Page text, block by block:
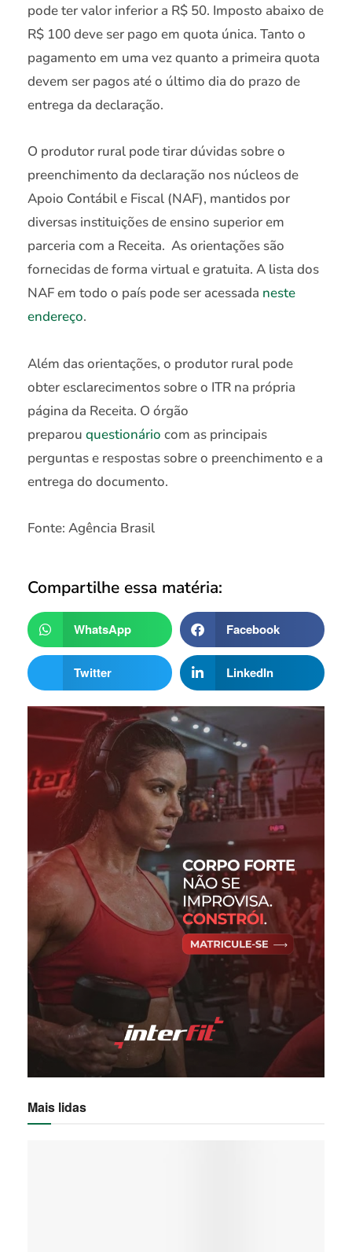
pode ter valor inferior a R$ 50. Imposto abaixo de
R$ 100 deve ser pago em quota única. Tanto o
pagamento em uma vez quanto a primeira quota
devem ser pagos até o último dia do prazo de
entrega da declaração.
O produtor rural pode tirar dúvidas sobre o
preenchimento da declaração nos núcleos de
Apoio Contábil e Fiscal (NAF), mantidos por
diversas instituições de ensino superior em
parceria com a Receita. As orientações são
fornecidas de forma virtual e gratuita. A lista dos
NAF em todo o país pode ser acessada neste
endereço.
Além das orientações, o produtor rural pode
obter esclarecimentos sobre o ITR na própria
página da Receita. O órgão
preparou questionário com as principais
perguntas e respostas sobre o preenchimento e a
entrega do documento.
Fonte: Agência Brasil
Compartilhe essa matéria:
WhatsApp Facebook
Twitter LinkedIn
Mais lidas